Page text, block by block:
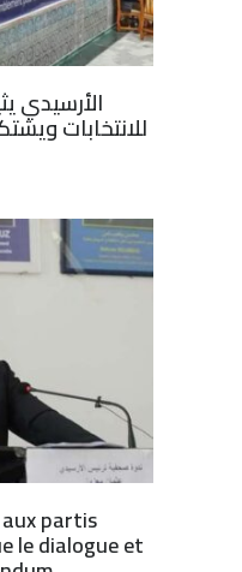
الأرسيدي
للانتخابات
partis
le dialogue et